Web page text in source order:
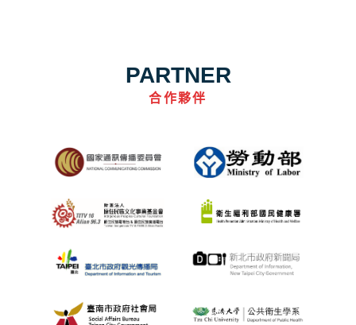
PARTNER
合作夥伴